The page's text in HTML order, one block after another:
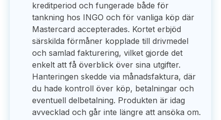
kreditperiod och fungerade både för
tankning hos INGO och för vanliga köp där
Mastercard accepterades. Kortet erbjöd
särskilda förmåner kopplade till drivmedel
och samlad fakturering, vilket gjorde det
enkelt att få överblick över sina utgifter.
Hanteringen skedde via månadsfaktura, där
du hade kontroll över köp, betalningar och
eventuell delbetalning. Produkten är idag
avvecklad och går inte längre att ansöka om.